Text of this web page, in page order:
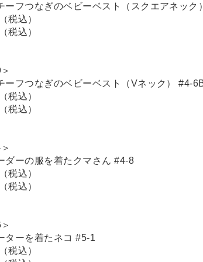
ーフつなぎのベビーベスト（スクエアネック
税込）
税込）
ーフつなぎのベビーベスト（Vネック） #4-
税込）
税込）
ダーの服を着たクマさん #4-8
税込）
税込）
ターを着たネコ #5-1
税込）